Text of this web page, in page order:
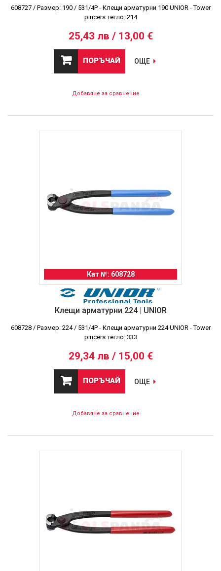
608727 / Размер: 190 / 531/4P - Клещи арматурни 190 UNIOR - Tower
pincers тегло: 214
25,43 лв / 13,00 €
ПОРЪЧАЙ ОЩЕ
Добавяне за сравнение
Кат №: 608728
Клещи арматурни 224 | UNIOR
608728 / Размер: 224 / 531/4P - Клещи арматурни 224 UNIOR - Tower
pincers тегло: 333
29,34 лв / 15,00 €
ПОРЪЧАЙ ОЩЕ
Добавяне за сравнение